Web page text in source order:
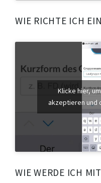
WIE RICHTE ICH
Klicke hier,
akzeptieren und
WIE WERDE ICH